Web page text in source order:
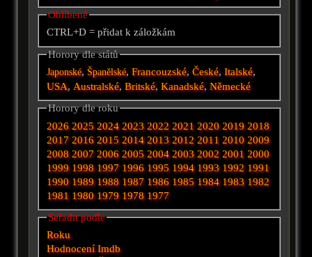
Oblíbené
CTRL+D = přidat k záložkám
Horory dle států
Japonské, Španělské,Francouzské,České,Italské,
USA, Australské,Britské,Kanadské,Německé
Horory dle roku
2026 2025 2024 2023 2022 2021 2020 2019 2018
2017 2016 2015 2014 2013 2012 2011 2010 2009
2008 2007 2006 2005 2004 2003 2002 2001 2000
1999 1998 1997 1996 1995 1994 1993 1992 1991
1990 1989 1988 1987 1986 1985 1984 1983 1982
1981 1980 1979 1978 1977
Seřadit podle
Roku
Hodnocení Imdb